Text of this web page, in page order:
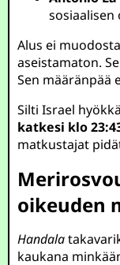
Alus ei
aseistamaton.
Sen määränpää
Silti Israel
katkesi klo 23:43
matkustajat
oikeuden
Handala
kaukana